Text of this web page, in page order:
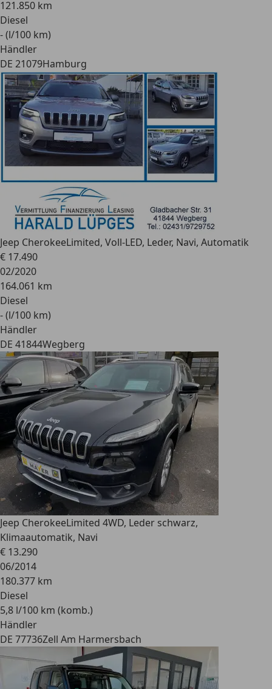
121.850 km
Diesel
- (l/100 km)
Händler
DE 21079Hamburg
Jeep CherokeeLimited, Voll-LED, Leder, Navi, Automatik
€ 17.490
02/2020
164.061 km
Diesel
- (l/100 km)
Händler
DE 41844Wegberg
Jeep CherokeeLimited 4WD, Leder schwarz,
Klimaautomatik, Navi
€ 13.290
06/2014
180.377 km
Diesel
5,8 l/100 km (komb.)
Händler
DE 77736Zell Am Harmersbach